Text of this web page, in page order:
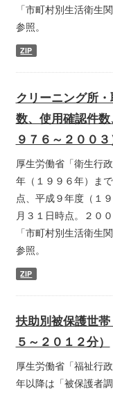
「市町村別生活衛生
参照。
ZIP
クリーニング所
数、使用確認件
９７６～２００３
厚生労働省「衛生行
年（１９９６年）ま
点、平成９年度（１
月３１日時点。２００
「市町村別生活衛生
参照。
ZIP
扶助別被保護世
５～２０１２分）
厚生労働省「福祉行
年以降は「被保護者調